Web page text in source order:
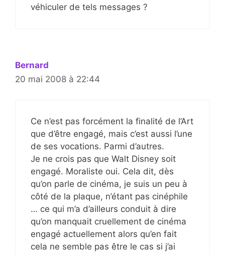
véhiculer de tels messages ?
Bernard
20 mai 2008 à 22:44
Ce n’est pas forcément la finalité de l’Art
que d’être engagé, mais c’est aussi l’une
de ses vocations. Parmi d’autres.
Je ne crois pas que Walt Disney soit
engagé. Moraliste oui. Cela dit, dès
qu’on parle de cinéma, je suis un peu à
côté de la plaque, n’étant pas cinéphile
… ce qui m’a d’ailleurs conduit à dire
qu’on manquait cruellement de cinéma
engagé actuellement alors qu’en fait
cela ne semble pas être le cas si j’ai